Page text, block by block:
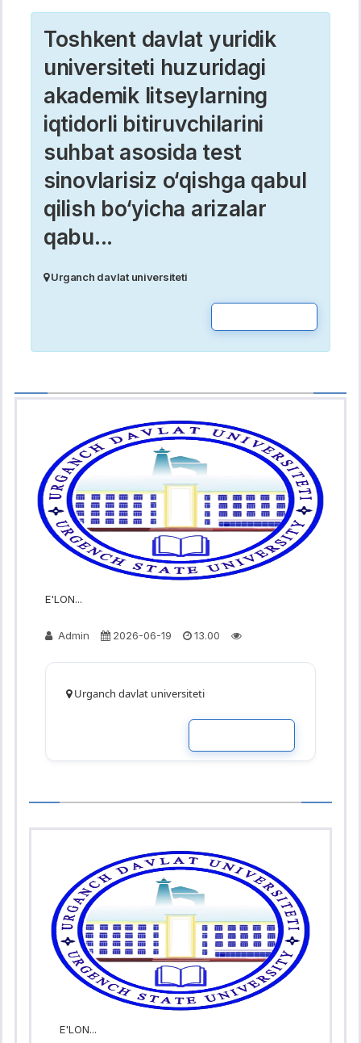
Toshkent davlat yuridik
universiteti huzuridagi
akademik litseylarning
iqtidorli bitiruvchilarini
suhbat asosida test
sinovlarisiz o‘qishga qabul
qilish bo‘yicha arizalar
qabu...
Urganch davlat universiteti
E'LON...
Admin 2026-06-19 13.00
Urganch davlat universiteti
E'LON...